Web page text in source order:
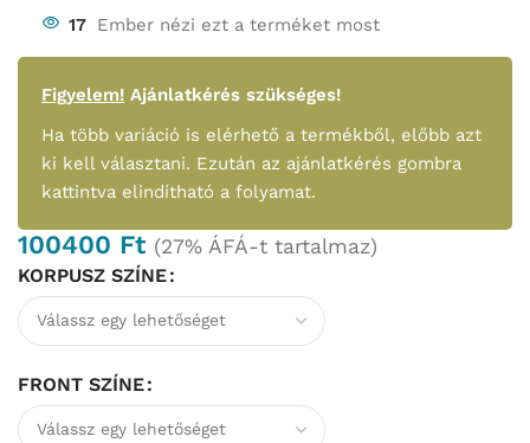
17 Ember nézi ezt a terméket most
Figyelem! Ajánlatkérés szükséges!
Ha több variáció is elérhető a termékből, előbb azt
ki kell választani. Ezután az ajánlatkérés gombra
kattintva elindítható a folyamat.
100400 Ft (27% ÁFÁ-t tartalmaz)
KORPUSZ SZÍNE
FRONT SZÍNE